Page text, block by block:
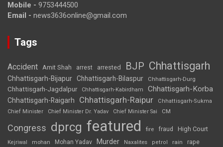
Mobile - 9753444500
Email - news3636online@gmail.com
Tags
Accident Amit Shah arrest arrested BJP Chhattisgarh
Chhattisgarh-Bijapur Chhattisgarh-Bilaspur Chhattisgarh-Durg
Chhattisgarh-Jagdalpur Chhattisgarh-Kabirdham Chhattisgarh-Korba
Chhattisgarh-Raigarh Chhattisgarh-Raipur
Chhattisgarh-Sukma
Chief Minister
Chief Minister Dr. Yadav Chief Minister Sai CM
Congress dprcg featured fire fraud High Court
Kejriwal mohan Mohan Yadav Murder Naxalites petrol rain rape